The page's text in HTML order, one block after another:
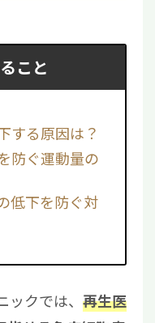
こと
する原因は？
防ぐ運動量の
低下を防ぐ対
クでは、 再生医